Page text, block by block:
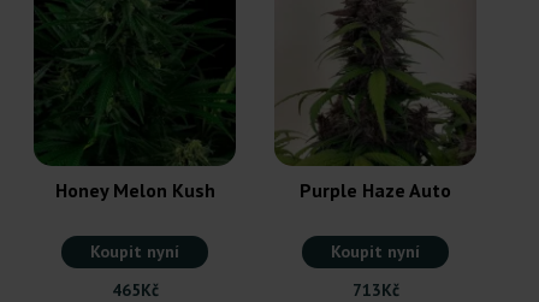
Honey Melon Kush
Koupit nyní
465Kč
Purple Haze Auto
Koupit nyní
713Kč